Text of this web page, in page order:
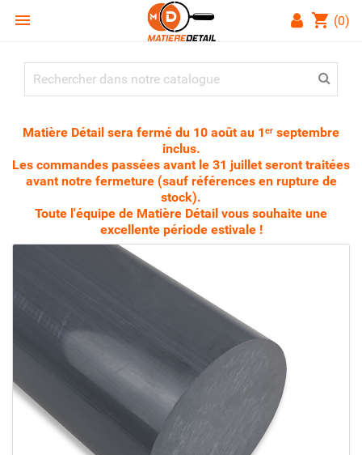
 shopping_cart (0)
Matière Détail sera fermé du 10 août au 1ᵉʳ septembre
inclus.
Les commandes passées avant le 31 juillet seront traitées
avant notre fermeture (sauf références en rupture de
stock).
Toute l'équipe de Matière Détail vous souhaite une
excellente période estivale !